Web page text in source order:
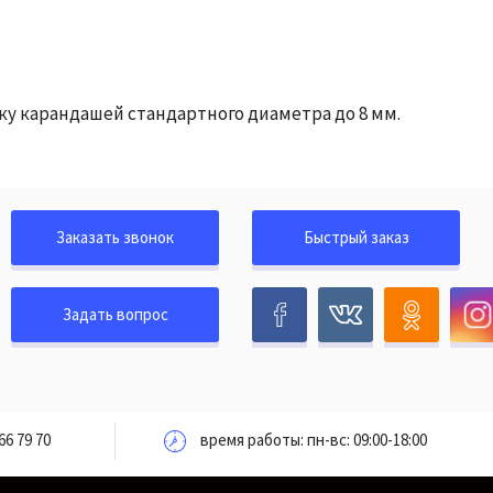
карандашей стандартного диаметра до 8 мм.
Заказать звонок
Задать вопрос
Быстрый заказ
79 70 время работы: пн-вс: 09:00-18:00